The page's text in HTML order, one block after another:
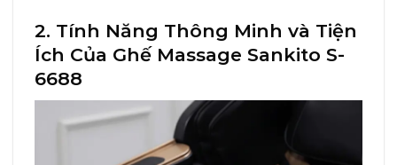
2. Tính Năng Thông Minh và Tiện
Ích Của Ghế Massage Sankito S-
6688